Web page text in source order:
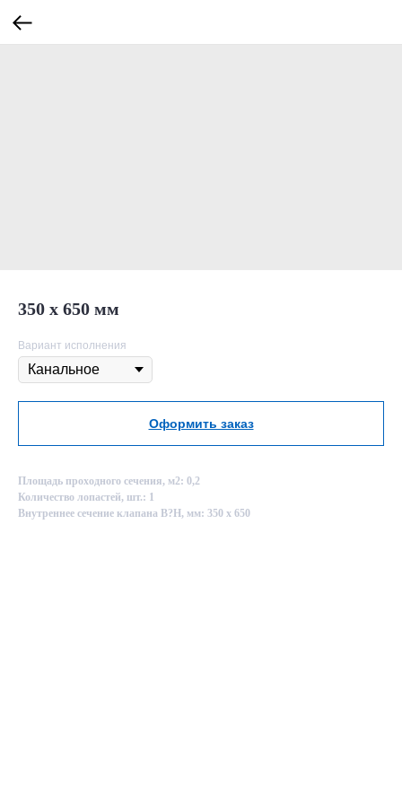
350 х 650 мм
Вариант исполнения
Оформить заказ
Площадь проходного сечения, м2: 0,2
Количество лопастей, шт.: 1
Внутреннее сечение клапана B?H, мм: 350 х 650